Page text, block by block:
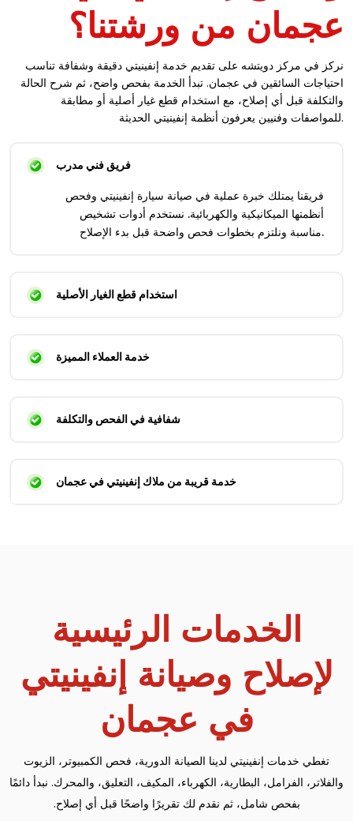
عجمان من ورشتنا؟
نركز في مركز دويتشه على تقديم خدمة إنفينيتي دقيقة وشفافة تناسب
احتياجات السائقين في عجمان. تبدأ الخدمة بفحص واضح، ثم شرح الحالة
والتكلفة قبل أي إصلاح، مع استخدام قطع غيار أصلية أو مطابقة
للمواصفات وفنيين يعرفون أنظمة إنفينيتي الحديثة.
فريق فني مدرب
فريقنا يمتلك خبرة عملية في صيانة سيارة إنفينيتي وفحص
أنظمتها الميكانيكية والكهربائية. نستخدم أدوات تشخيص
مناسبة ونلتزم بخطوات فحص واضحة قبل بدء الإصلاح.
استخدام قطع الغيار الأصلية
خدمة العملاء المميزة
شفافية في الفحص والتكلفة
خدمة قريبة من ملاك إنفينيتي في عجمان
الخدمات الرئيسية
لإصلاح وصيانة إنفينيتي
في عجمان
تغطي خدمات إنفينيتي لدينا الصيانة الدورية، فحص الكمبيوتر، الزيوت
والفلاتر، الفرامل، البطارية، الكهرباء، المكيف، التعليق، والمحرك. نبدأ دائمًا
بفحص شامل، ثم نقدم لك تقريرًا واضحًا قبل أي إصلاح.